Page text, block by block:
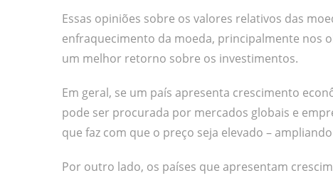
Essas opiniões sobre os valores relativos das
enfraquecimento da moeda, principalmente nos
um melhor retorno sobre os investimentos.
Em geral, se um país apresenta crescimento
pode ser procurada por mercados globais e
que faz com que o preço seja elevado –
Por outro lado, os países que apresentam